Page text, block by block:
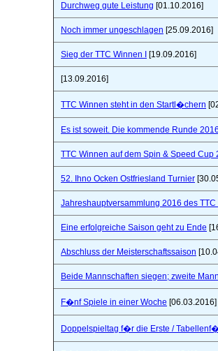
Durchweg gute Leistung [01.10.2016]
Noch immer ungeschlagen [25.09.2016]
Sieg der TTC Winnen I [19.09.2016]
[13.09.2016]
TTC Winnen steht in den Startl�chern
Es ist soweit. Die kommende Runde
TTC Winnen auf dem Spin & Speed Cup
52. Ihno Ocken Ostfriesland Turnier
Jahreshauptversammlung 2016 des TTC
Eine erfolgreiche Saison geht zu Ende
Abschluss der Meisterschaftssaison
Beide Mannschaften siegen; zweite
F�nf Spiele in einer Woche [06.03.2016]
Doppelspieltag f�r die Erste /